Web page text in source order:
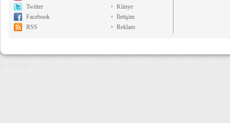
Twitter
Facebook
RSS
Künye
İletişim
Reklam